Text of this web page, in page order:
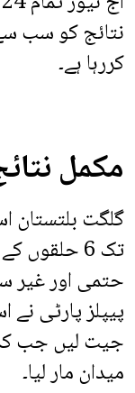
نتائج کو سب
کررہا ہے۔
مکمل
گلگت بلتستان
تک 6
حتمی اور غیر
جیت لیں جب کہ
میدان مار لیا۔